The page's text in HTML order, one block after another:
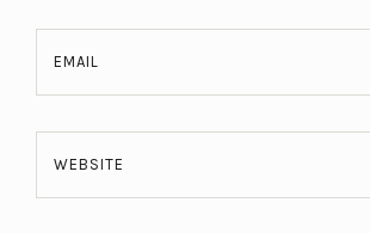
EMAIL
WEBSITE